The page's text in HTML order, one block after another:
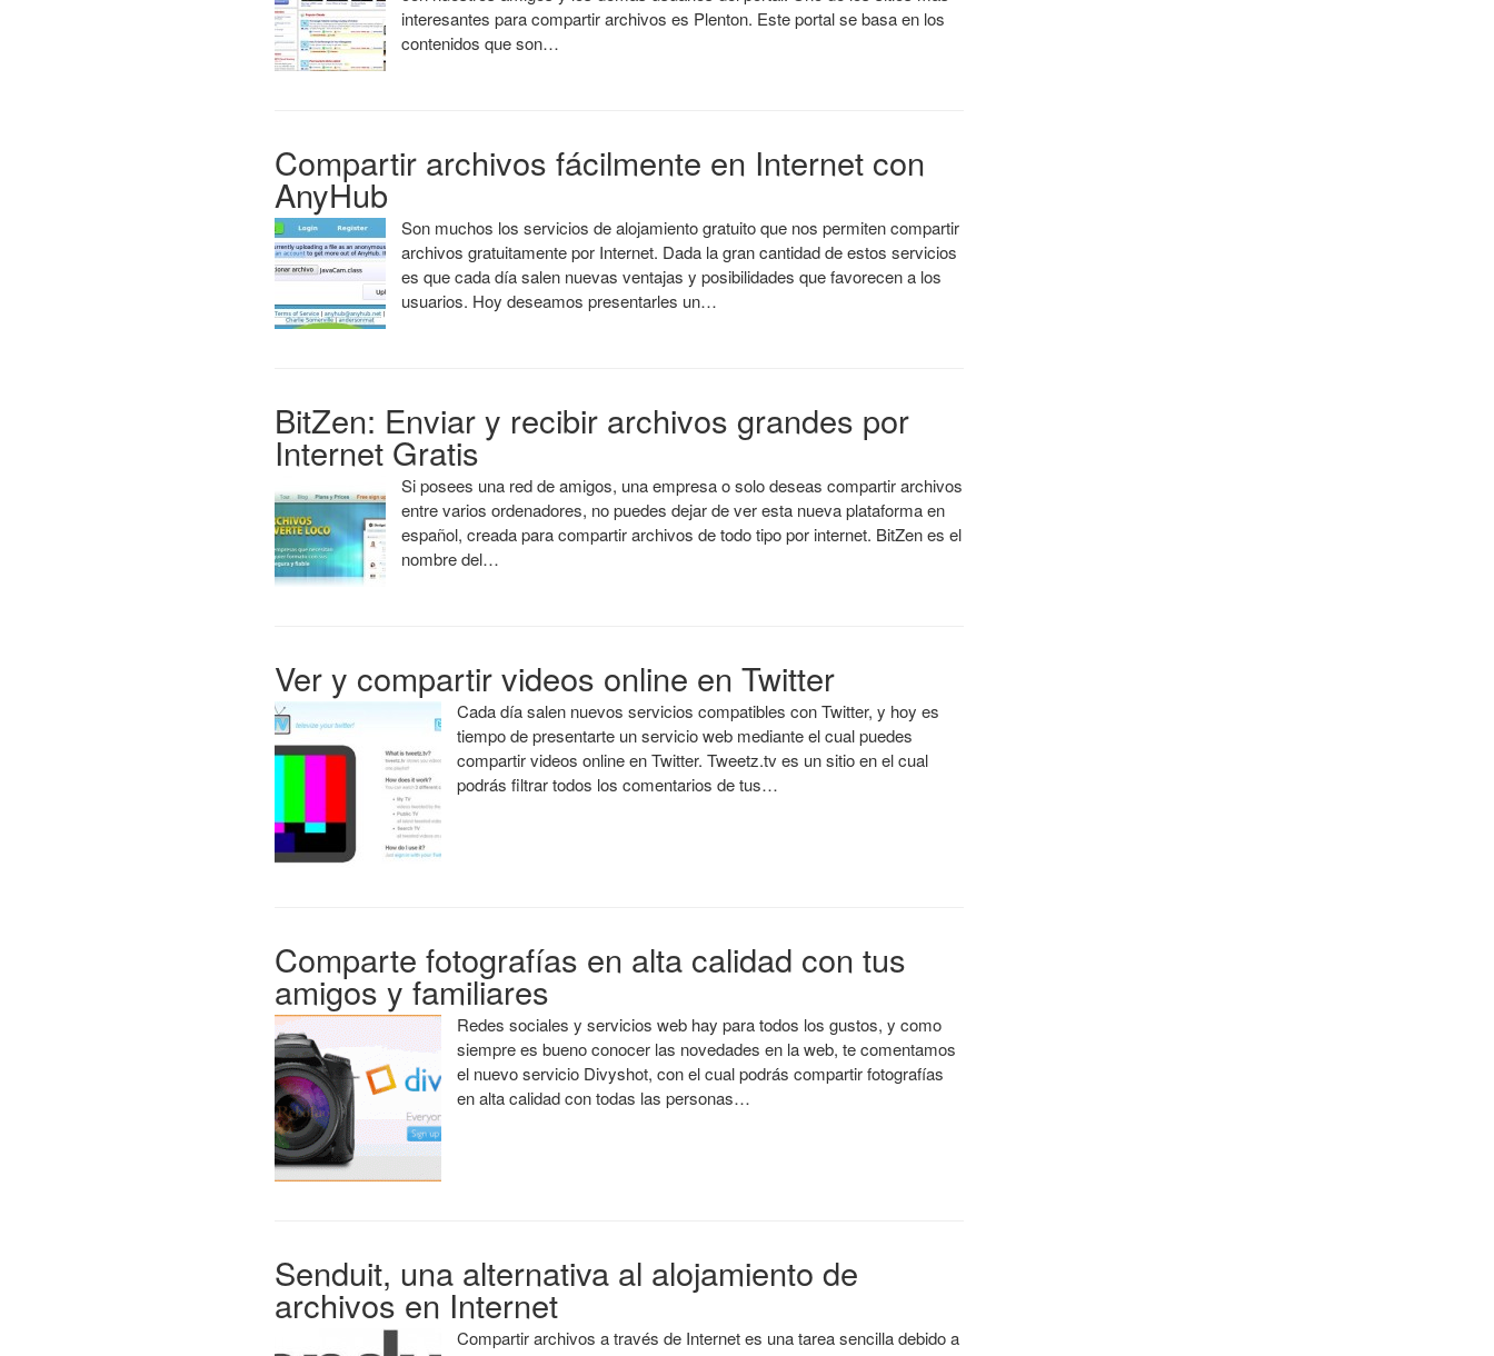
interesantes para compartir archivos es Plenton. Este portal se basa en los
contenidos que son…
Compartir archivos fácilmente en Internet con
AnyHub
Son muchos los servicios de alojamiento gratuito que nos permiten compartir
archivos gratuitamente por Internet. Dada la gran cantidad de estos servicios
es que cada día salen nuevas ventajas y posibilidades que favorecen a los
usuarios. Hoy deseamos presentarles un…
BitZen: Enviar y recibir archivos grandes por
Internet Gratis
Si posees una red de amigos, una empresa o solo deseas compartir archivos
entre varios ordenadores, no puedes dejar de ver esta nueva plataforma en
español, creada para compartir archivos de todo tipo por internet. BitZen es el
nombre del…
Ver y compartir videos online en Twitter
Cada día salen nuevos servicios compatibles con Twitter, y hoy es
tiempo de presentarte un servicio web mediante el cual puedes
compartir videos online en Twitter. Tweetz.tv es un sitio en el cual
podrás filtrar todos los comentarios de tus…
Comparte fotografías en alta calidad con tus
amigos y familiares
Redes sociales y servicios web hay para todos los gustos, y como
siempre es bueno conocer las novedades en la web, te comentamos
el nuevo servicio Divyshot, con el cual podrás compartir fotografías
en alta calidad con todas las personas…
Senduit, una alternativa al alojamiento de
archivos en Internet
Compartir archivos a través de Internet es una tarea sencilla debido a